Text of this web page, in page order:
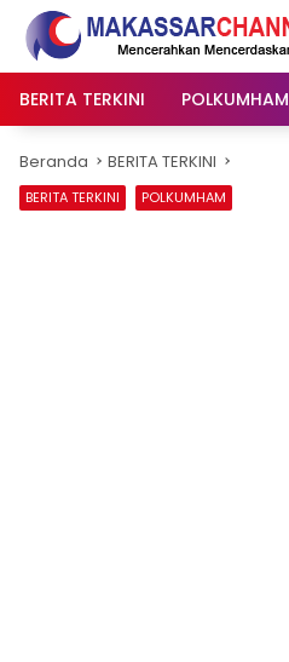
Langsung
konten
BERITA TERKINI
POLKUMHAM
Beranda BERITA TERKINI
BERITA TERKINI POLKUMHAM